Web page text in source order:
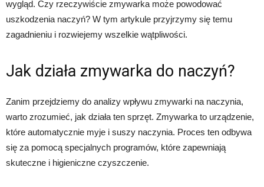
wygląd. Czy rzeczywiście zmywarka może powodować
uszkodzenia naczyń? W tym artykule przyjrzymy się temu
zagadnieniu i rozwiejemy wszelkie wątpliwości.
Jak działa zmywarka do naczyń?
Zanim przejdziemy do analizy wpływu zmywarki na naczynia,
warto zrozumieć, jak działa ten sprzęt. Zmywarka to urządzenie,
które automatycznie myje i suszy naczynia. Proces ten odbywa
się za pomocą specjalnych programów, które zapewniają
skuteczne i higieniczne czyszczenie.